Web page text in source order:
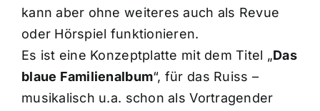
kann aber ohne weiteres auch als Revue
oder Hörspiel funktionieren.
Es ist eine Konzeptplatte mit dem Titel „Das
blaue Familienalbum“, für das Ruiss –
musikalisch u.a. schon als Vortragender